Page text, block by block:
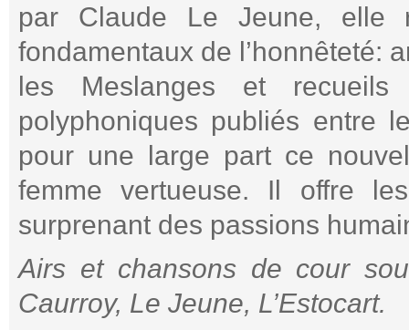
par Claude Le Jeune, elle
fondamentaux de l’honnêteté:
les Meslanges et
polyphoniques publiés entre
pour une large part ce
femme vertueuse. Il offre
surprenant des passions
Airs et chansons de cour
Caurroy, Le Jeune, L’Estocart.